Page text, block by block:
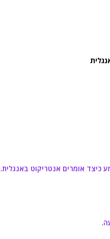
כיצד אומרים אנטריקוט באנגלית.
.